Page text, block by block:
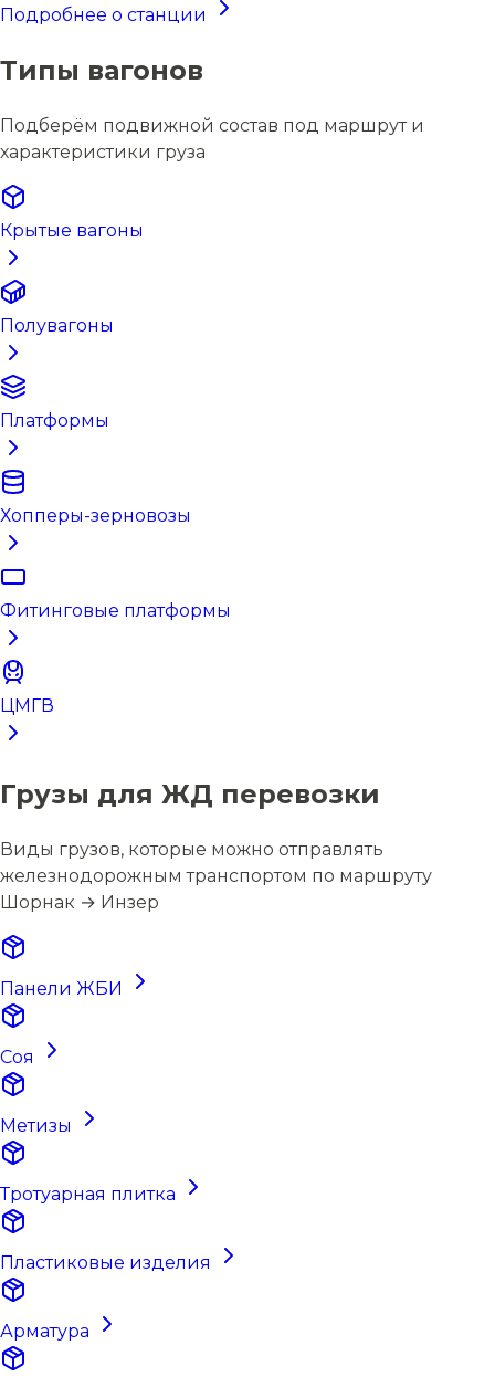
Подробнее о станции
Типы вагонов
Подберём подвижной состав под маршрут и
характеристики груза
Крытые вагоны
Полувагоны
Платформы
Хопперы-зерновозы
Фитинговые платформы
ЦМГВ
Грузы для ЖД перевозки
Виды грузов, которые можно отправлять
железнодорожным транспортом по маршруту
Шорнак → Инзер
Панели ЖБИ
Соя
Метизы
Тротуарная плитка
Пластиковые изделия
Арматура